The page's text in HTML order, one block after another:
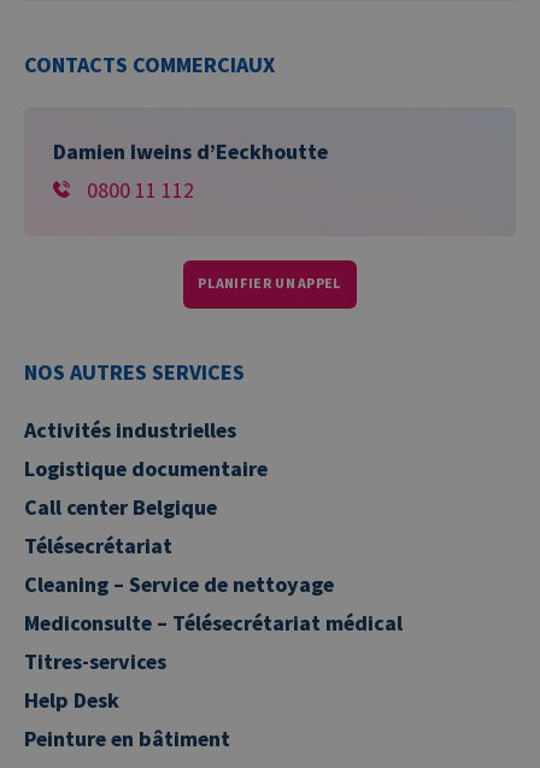
CONTACTS COMMERCIAUX
Damien Iweins d’Eeckhoutte
0800 11 112
PLANIFIER UN APPEL
NOS AUTRES SERVICES
Activités industrielles
Logistique documentaire
Call center Belgique
Télésecrétariat
Cleaning – Service de nettoyage
Mediconsulte – Télésecrétariat médical
Titres-services
Help Desk
Peinture en bâtiment